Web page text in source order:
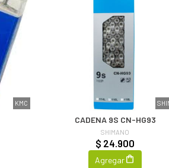
KMC
CADENA 9S CN-HG93
SHIMANO
$ 24.900
Agregar